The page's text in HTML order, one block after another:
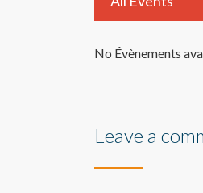
No Évènements
Leave a